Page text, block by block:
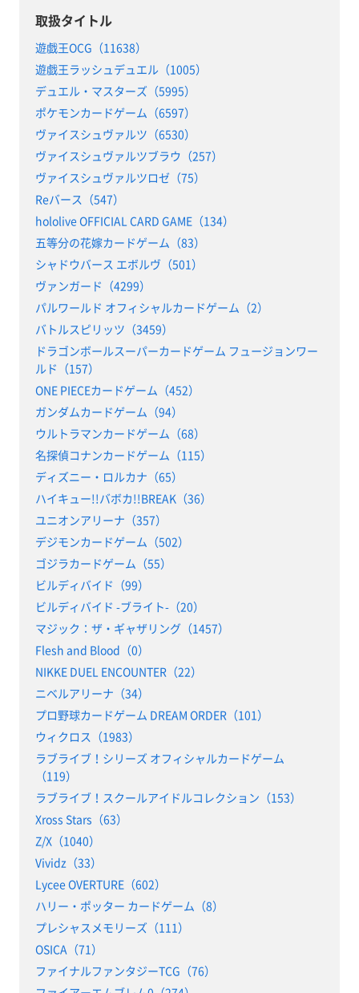
取扱タイトル
遊戯王OCG（11638）
遊戯王ラッシュデュエル（1005）
デュエル・マスターズ（5995）
ポケモンカードゲーム（6597）
ヴァイスシュヴァルツ（6530）
ヴァイスシュヴァルツブラウ（257）
ヴァイスシュヴァルツロゼ（75）
Reバース（547）
hololive OFFICIAL CARD GAME（134）
五等分の花嫁カードゲーム（83）
シャドウバース エボルヴ（501）
ヴァンガード（4299）
パルワールド オフィシャルカードゲーム（2）
バトルスピリッツ（3459）
ドラゴンボールスーパーカードゲーム フュージョンワー
ルド（157）
ONE PIECEカードゲーム（452）
ガンダムカードゲーム（94）
ウルトラマンカードゲーム（68）
名探偵コナンカードゲーム（115）
ディズニー・ロルカナ（65）
ハイキュー!!バボカ!!BREAK（36）
ユニオンアリーナ（357）
デジモンカードゲーム（502）
ゴジラカードゲーム（55）
ビルディバイド（99）
ビルディバイド -ブライト-（20）
マジック：ザ・ギャザリング（1457）
Flesh and Blood（0）
NIKKE DUEL ENCOUNTER（22）
ニベルアリーナ（34）
プロ野球カードゲーム DREAM ORDER（101）
ウィクロス（1983）
ラブライブ！シリーズ オフィシャルカードゲーム
（119）
ラブライブ！スクールアイドルコレクション（153）
Xross Stars（63）
Z/X（1040）
Vividz（33）
Lycee OVERTURE（602）
ハリー・ポッター カードゲーム（8）
プレシャスメモリーズ（111）
OSICA（71）
ファイナルファンタジーTCG（76）